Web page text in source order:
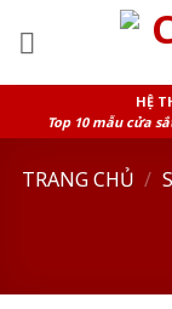
HỆ
Top 10 mẫu cửa
TRANG CHỦ /